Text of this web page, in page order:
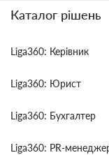
Каталог рішень
Liga360: Керівник
Liga360: Юрист
Liga360: Бухгалтер
Liga360: PR-